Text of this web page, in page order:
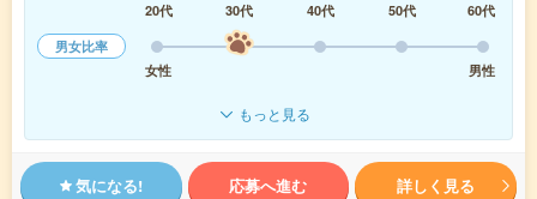
20代
30代 40代 50代
60代
男女比率
女性
男性
もっと見る
気になる! 応募へ進む 詳しく見る